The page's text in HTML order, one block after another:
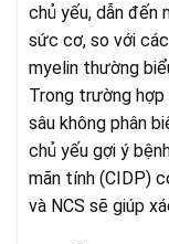
chủ yếu, dẫn đến
sức cơ, so với
myelin thường
Trong trường hợp
sâu không phân
chủ yếu gợi ý
mãn tính (CIDP)
và NCS sẽ giúp